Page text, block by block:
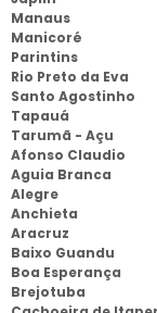
Manaus
Manicoré
Parintins
Rio Preto da Eva
Santo Agostinho
Tapauá
Tarumã - Açu
Afonso Claudio
Aguia Branca
Alegre
Anchieta
Aracruz
Baixo Guandu
Boa Esperança
Brejotuba